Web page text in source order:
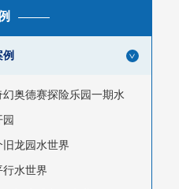
例
幻奥德赛探险乐园一期水
旧龙园水世界
行水世界